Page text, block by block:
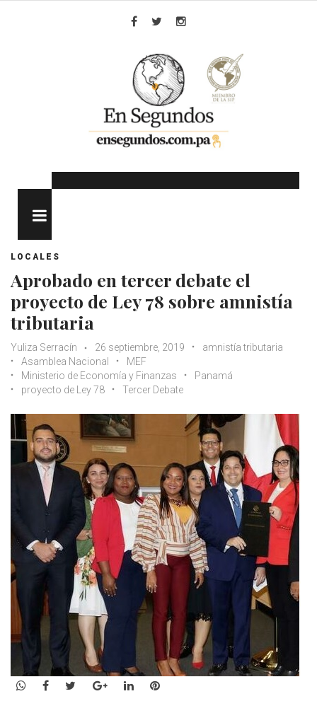
LOCALES
Aprobado en tercer debate el
proyecto de Ley 78 sobre amnistía
tributaria
Yuliza Serracín 26 septiembre, 2019
amnistía tributaria
Asamblea Nacional
MEF
Ministerio de Economía y Finanzas
Panamá
proyecto de Ley 78
Tercer Debate
WhatsApp
Facebook
TwitterGoogle+LinkedInPinterest